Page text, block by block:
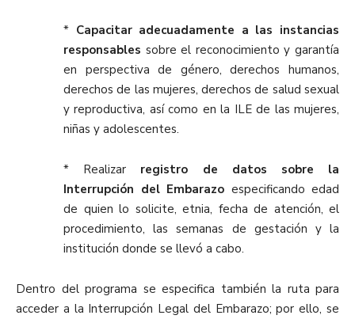
* Capacitar adecuadamente a las instancias
responsables sobre el reconocimiento y garantía
en perspectiva de género, derechos humanos,
derechos de las mujeres, derechos de salud sexual
y reproductiva, así como en la ILE de las mujeres,
niñas y adolescentes.
* Realizar registro de datos sobre la
Interrupción del Embarazo especificando edad
de quien lo solicite, etnia, fecha de atención, el
procedimiento, las semanas de gestación y la
institución donde se llevó a cabo.
Dentro del programa se especifica también la ruta para
acceder a la Interrupción Legal del Embarazo; por ello, se